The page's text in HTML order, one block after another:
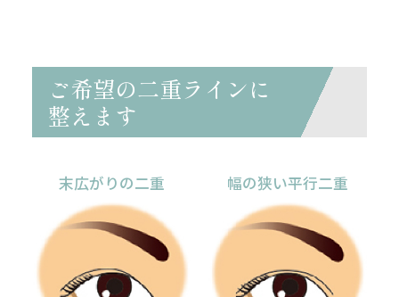
ご希望の二重ラインに
整えます
末広がりの二重 幅の狭い平行二重